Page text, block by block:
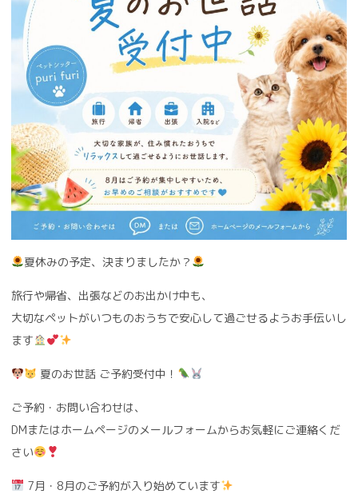
夏休みの予定、決まりましたか？
旅行や帰省、出張などのお出かけ中も、
大切なペットがいつものおうちで安心して過ごせるようお手伝いし
ます
夏のお世話 ご予約受付中！
ご予約・お問い合わせは、
DMまたはホームページのメールフォームからお気軽にご連絡くだ
さい
7月・8月のご予約が入り始めています